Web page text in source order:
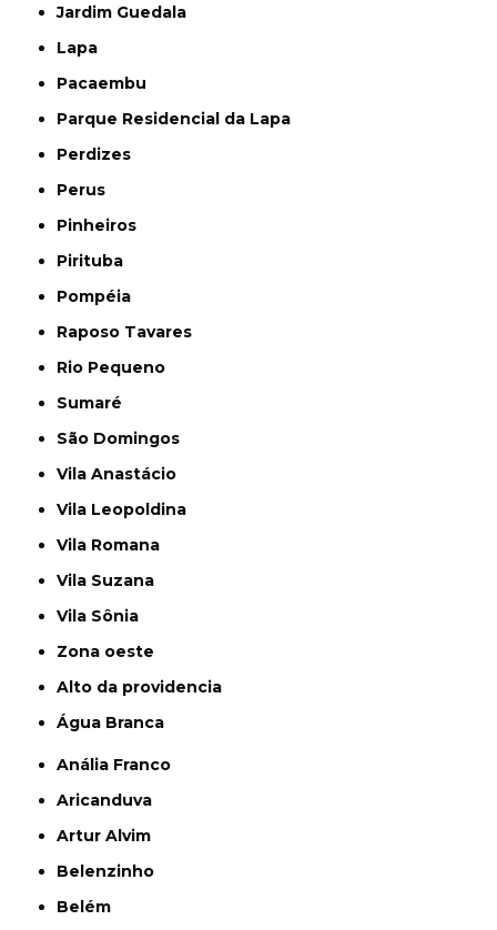
Jardim Guedala
Lapa
Pacaembu
Parque Residencial da Lapa
Perdizes
Perus
Pinheiros
Pirituba
Pompéia
Raposo Tavares
Rio Pequeno
Sumaré
São Domingos
Vila Anastácio
Vila Leopoldina
Vila Romana
Vila Suzana
Vila Sônia
Zona oeste
alto da providencia
Água Branca
Anália Franco
Aricanduva
Artur Alvim
Belenzinho
Belém